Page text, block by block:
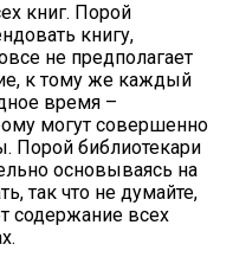
книг. Порой
книгу,
не предполагает
к тому же каждый
время –
могут совершенно
Порой библиотекари
основываясь на
так что не думайте,
содержание всех